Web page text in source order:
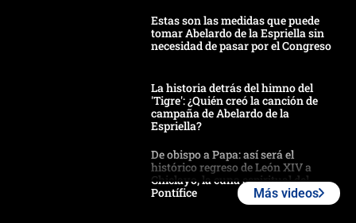
Estas son las medidas que puede
tomar Abelardo de la Espriella sin
necesidad de pasar por el Congreso
La historia detrás del himno del
'Tigre': ¿Quién creó la canción de
campaña de Abelardo de la
Espriella?
De obispo a Papa: así será el
histórico regreso de León XIV a
Chiclayo, la cuna espiritual del
Pontífice
Más videos